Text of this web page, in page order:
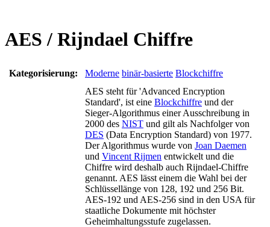
AES / Rijndael Chiffre
Kategorisierung: Moderne binär-basierte Blockchiffre
AES steht für 'Advanced Encryption
Standard', ist eine Blockchiffre und der
Sieger-Algorithmus einer Ausschreibung in
2000 des NIST und gilt als Nachfolger von
DES (Data Encryption Standard) von 1977.
Der Algorithmus wurde von Joan Daemen
und Vincent Rijmen entwickelt und die
Chiffre wird deshalb auch Rijndael-Chiffre
genannt. AES lässt einem die Wahl bei der
Schlüssellänge von 128, 192 und 256 Bit.
AES-192 und AES-256 sind in den USA für
staatliche Dokumente mit höchster
Geheimhaltungsstufe zugelassen.